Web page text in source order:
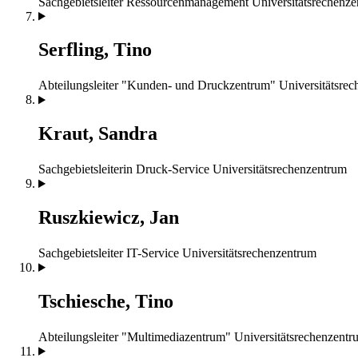
Serfling, Tino
Abteilungsleiter "Kunden- und Druckzentrum"
Kraut, Sandra
Sachgebietsleiterin Druck-Service Universitätsrechenzentrum
Ruszkiewicz, Jan
Sachgebietsleiter IT-Service Universitätsrechenzentrum
Tschiesche, Tino
Abteilungsleiter "Multimediazentrum"